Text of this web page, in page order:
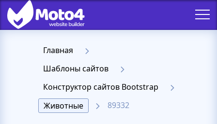
Главная
Шаблоны сайтов
Конструктор сайтов Bootstrap
Животные
89332